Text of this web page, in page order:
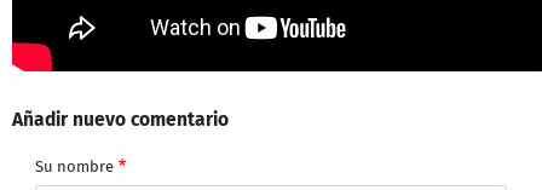
Añadir nuevo comentario
Su nombre